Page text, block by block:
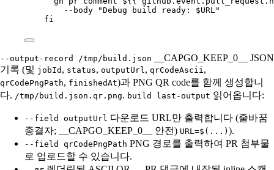
--body "Debug build ready: $URL"
fi
--output-record /tmp/build.json
__CAPGO_KEEP_0__ JSON
기록 (및 jobId , status, outputUrl, qrCodeAscii,
qrCodePngPath, finishedAt)과 PNG QR code를 함께 생성합니
다. /tmp/build.json.qr.png. build last-output 읽어옵니다:
--field outputUrl 다운로드 URL만 출력합니다 (줄바꿈
종결자; __CAPGO_KEEP_0__ 안전) URL=$(...) ).
--field qrCodePngPath PNG 경로를 출력하여 PR 첨부물
로 업로드할 수 있습니다.